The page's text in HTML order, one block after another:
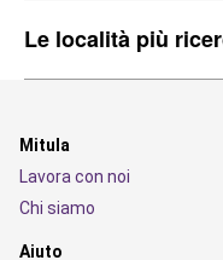
Le località più
Mitula
Lavora con noi
Chi siamo
Aiuto